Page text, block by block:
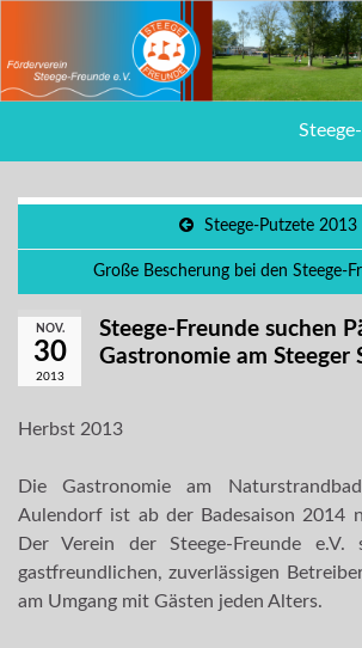
Steege-Putzete 2013
Große Bescherung bei den Steege-
NOV.
30
2013
Steege-Freunde suchen
Gastronomie am Steeger
Herbst 2013
Die Gastronomie am
Aulendorf ist ab der Badesaison 2014
Der Verein der Steege-Freunde e.V.
gastfreundlichen, zuverlässigen
am Umgang mit Gästen jeden Alters.